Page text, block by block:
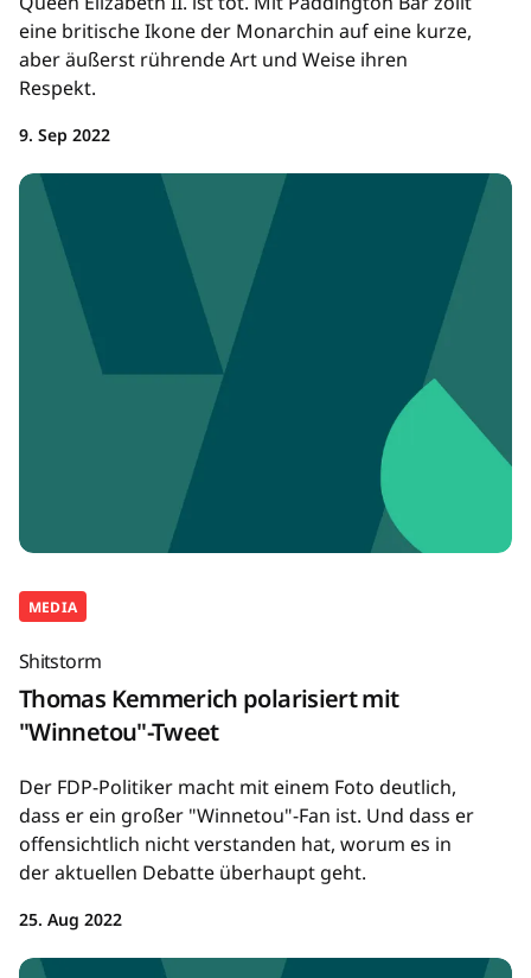
eine britische Ikone der Monarchin auf eine kurze,
aber äußerst rührende Art und Weise ihren
Respekt.
9. Sep 2022
MEDIA
Shitstorm
Thomas Kemmerich polarisiert mit
"Winnetou"-Tweet
Der FDP-Politiker macht mit einem Foto deutlich,
dass er ein großer "Winnetou"-Fan ist. Und dass er
offensichtlich nicht verstanden hat, worum es in
der aktuellen Debatte überhaupt geht.
25. Aug 2022